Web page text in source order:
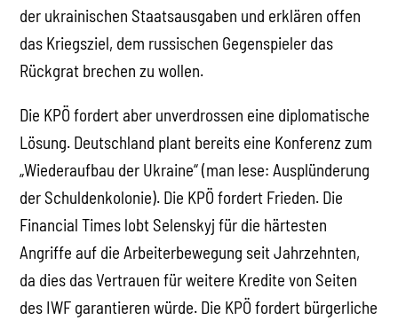
der ukrainischen Staatsausgaben und erklären offen
das Kriegsziel, dem russischen Gegenspieler das
Rückgrat brechen zu wollen.
Die KPÖ fordert aber unverdrossen eine diplomatische
Lösung. Deutschland plant bereits eine Konferenz zum
„Wiederaufbau der Ukraine“ (man lese: Ausplünderung
der Schuldenkolonie). Die KPÖ fordert Frieden. Die
Financial Times lobt Selenskyj für die härtesten
Angriffe auf die Arbeiterbewegung seit Jahrzehnten,
da dies das Vertrauen für weitere Kredite von Seiten
des IWF garantieren würde. Die KPÖ fordert bürgerliche